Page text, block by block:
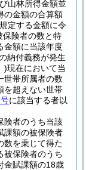
山林所得金額並
の金額の合算額
定する金額に令
保険者の数と特
金額に当該年度
納付義務が発生
)現在において当
世帯所属者の数
を超えない世帯
に該当する者以
険者のうち当該
課額の被保険者
数を乗じて得た
被保険者のうち
金賦課額の18歳